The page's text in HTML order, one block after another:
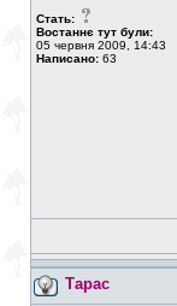
Стать:
Востаннє тут були:
05 червня 2009, 14:43
Написано: 63
Тарас